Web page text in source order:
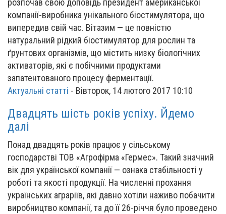
розпочав свою доповідь президент американської
компанії-виробника унікального біостимулятора, що
випередив свій час. Вітазим — це повністю
натуральний рідкий біостимулятор для рослин та
ґрунтових організмів, що містить низку біологічних
активаторів, які є побічними продуктами
запатентованого процесу ферментації.
Актуальні статті - Вівторок, 14 лютого 2017 10:10
Двадцять шість років успіху. Йдемо
далі
Понад двадцять років працює у сільському
господарстві ТОВ «Агрофірма «Гермес». Такий значний
вік для української компанії — ознака стабільності у
роботі та якості продукції. На численні прохання
українських аграріїв, які давно хотіли наживо побачити
виробництво компанії, та до її 26-річчя було проведено